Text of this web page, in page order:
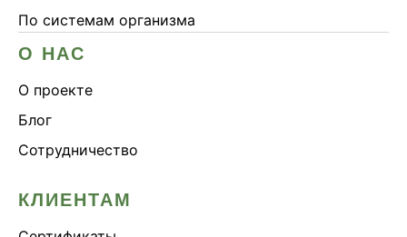
По системам организма
О НАС
О проекте
Блог
Сотрудничество
КЛИЕНТАМ